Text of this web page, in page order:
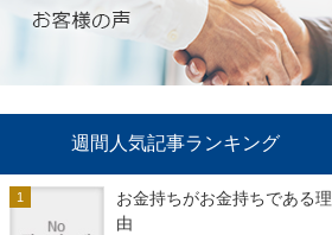
週間人気記事ランキング
お金持ちがお金持ちである理
由